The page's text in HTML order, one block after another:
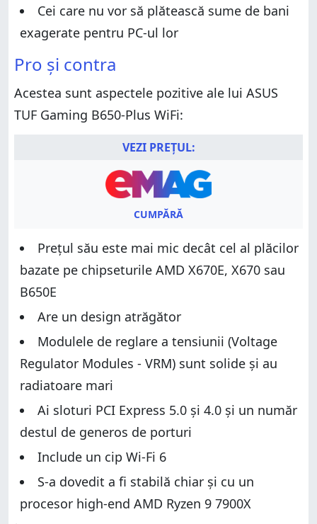
Cei care nu vor să plătească sume de bani
exagerate pentru PC-ul lor
Pro și contra
Acestea sunt aspectele pozitive ale lui ASUS
TUF Gaming B650-Plus WiFi:
VEZI PREȚUL:
CUMPĂRĂ
Prețul său este mai mic decât cel al plăcilor
bazate pe chipseturile AMD X670E, X670 sau
B650E
Are un design atrăgător
Modulele de reglare a tensiunii (Voltage
Regulator Modules - VRM) sunt solide și au
radiatoare mari
Ai sloturi PCI Express 5.0 și 4.0 și un număr
destul de generos de porturi
Include un cip Wi-Fi 6
S-a dovedit a fi stabilă chiar și cu un
procesor high-end AMD Ryzen 9 7900X